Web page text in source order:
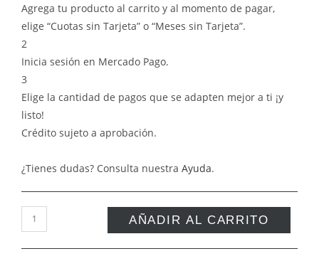
Agrega tu producto al carrito y al momento de pagar,
elige “Cuotas sin Tarjeta” o “Meses sin Tarjeta”.
2
Inicia sesión en Mercado Pago.
3
Elige la cantidad de pagos que se adapten mejor a ti ¡y
listo!
Crédito sujeto a aprobación.
¿Tienes dudas? Consulta nuestra Ayuda.
AÑADIR AL CARRITO